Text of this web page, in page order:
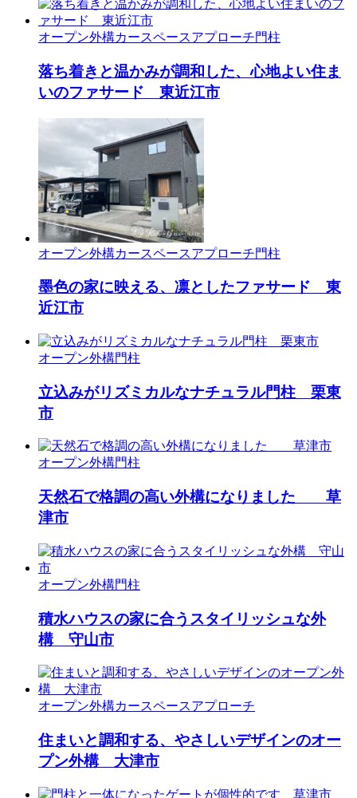
オープン外構カースペースアプローチ門柱
落ち着きと温かみが調和した、心地よい住ま
いのファサード 東近江市
オープン外構カースペースアプローチ門柱
墨色の家に映える、凛としたファサード 東
近江市
オープン外構門柱
立込みがリズミカルなナチュラル門柱 栗東
市
オープン外構門柱
天然石で格調の高い外構になりました 草
津市
オープン外構門柱
積水ハウスの家に合うスタイリッシュな外
構 守山市
オープン外構カースペースアプローチ
住まいと調和する、やさしいデザインのオー
プン外構 大津市